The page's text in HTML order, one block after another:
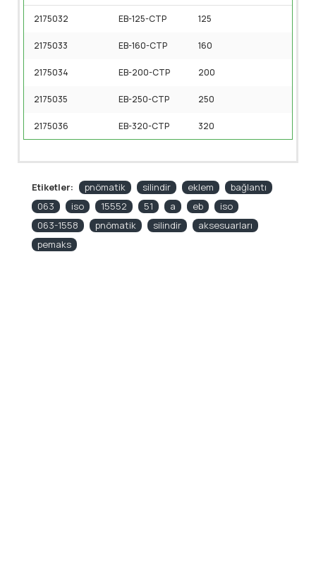
2175032 EB-125-CTP 125
2175033 EB-160-CTP 160
2175034 EB-200-CTP 200
2175035 EB-250-CTP 250
2175036 EB-320-CTP 320
Etiketler: pnömatik silindir eklem
bağlantı
063
iso 15552 51 a eb
iso
063-1558
pnömatik silindir
aksesuarları
pemaks